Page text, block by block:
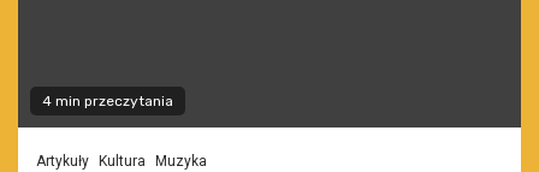
4 min przeczytania
Artykuły Kultura Muzyka